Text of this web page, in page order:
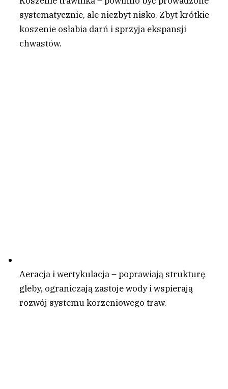
systematycznie, ale niezbyt nisko. Zbyt krótkie
koszenie osłabia darń i sprzyja ekspansji
chwastów.
Aeracja i wertykulacja – poprawiają strukturę
gleby, ograniczają zastoje wody i wspierają
rozwój systemu korzeniowego traw.